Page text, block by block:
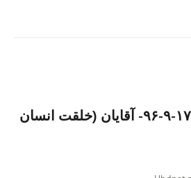
مجلس صبح جمعه ١٧-٩-٩۶- آقایان (خلقت انسان